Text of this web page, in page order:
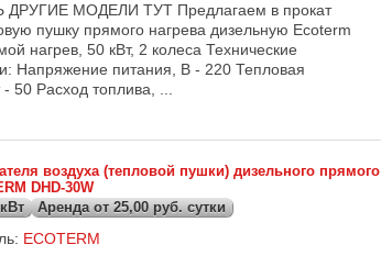
МОДЕЛИ ТУТ Предлагаем в прокат
пушку прямого нагрева дизельную Ecoterm
нагрев, 50 кВт, 2 колеса Технические
Напряжение питания, В - 220 Тепловая
50 Расход топлива, ...
воздуха (тепловой пушки) дизельного прямого
DHD-30W
Аренда от 25,00 руб. сутки
ECOTERM